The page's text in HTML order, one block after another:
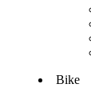
Bike